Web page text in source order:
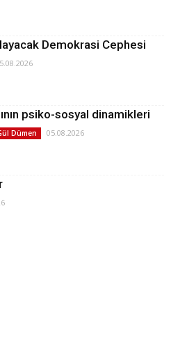
Demokrasi Cephesi
psiko-sosyal dinamikleri
Dümen 05.08.2026